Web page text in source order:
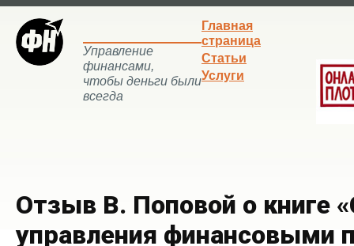
Управление
финансами,
чтобы деньги были
всегда
Главная
страница
Статьи
Услуги
Отзыв В. Поповой о книге
управления финансовыми